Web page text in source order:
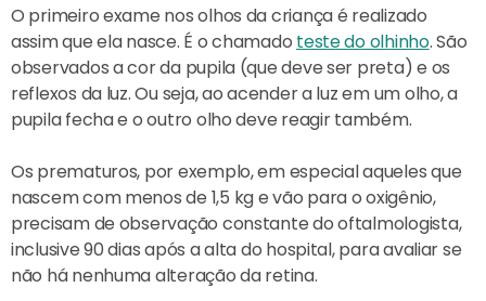
O primeiro exame nos olhos da criança é realizado
assim que ela nasce. É o chamado teste do olhinho. São
observados a cor da pupila (que deve ser preta) e os
reflexos da luz. Ou seja, ao acender a luz em um olho, a
pupila fecha e o outro olho deve reagir também.
Os prematuros, por exemplo, em especial aqueles que
nascem com menos de 1,5 kg e vão para o oxigênio,
precisam de observação constante do oftalmologista,
inclusive 90 dias após a alta do hospital, para avaliar se
não há nenhuma alteração da retina.